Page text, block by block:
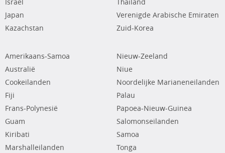
Israël
Japan
Kazachstan
Thailand
Verenigde Arabische Emiraten
Zuid-Korea
Amerikaans-Samoa
Australië
Cookeilanden
Fiji
Frans-Polynesië
Guam
Kiribati
Marshalleilanden
Nieuw-Zeeland
Niue
Noordelijke Marianeneilanden
Palau
Papoea-Nieuw-Guinea
Salomonseilanden
Samoa
Tonga